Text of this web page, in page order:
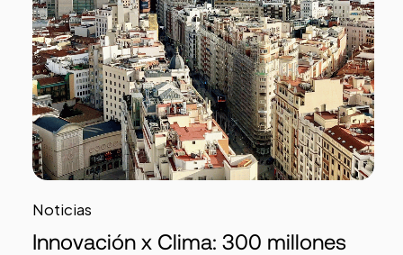
Noticias
Innovación x Clima: 300 millones